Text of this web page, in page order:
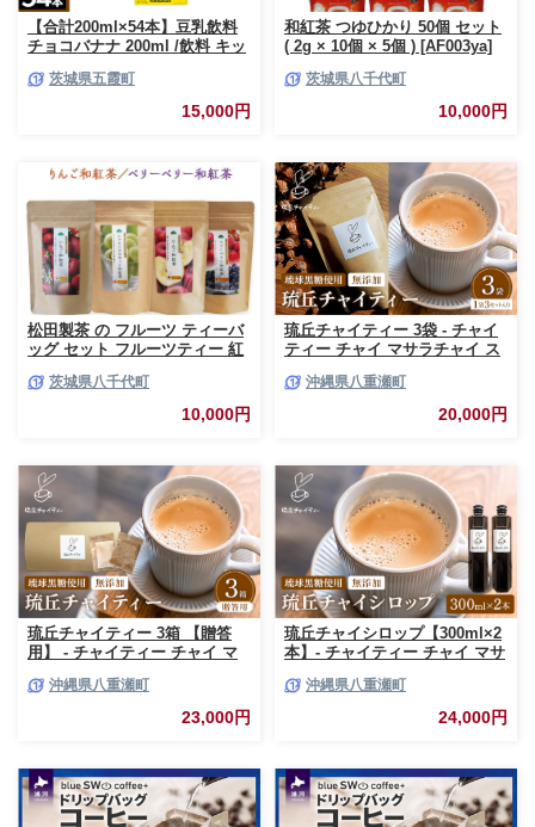
【合計200ml×54本】豆乳飲料
チョコバナナ 200ml /飲料 キッ
ナナチョコ 豆乳 豆乳飲料 大豆
パック セット 定番 おやつ 飲み
切り おすすめ 茨城県 五霞町
茨城県五霞町
15,000円
和紅茶 つゆひかり 50個 セット
( 2g × 10個 × 5個 ) [AF003ya]
茨城県八千代町
10,000円
松田製茶 の フルーツ ティーバ
ッグ セット フルーツティー 紅
ラックス 疲労回復 ティー ふる
さと納税 10000円 [AF142ya]
茨城県八千代町
10,000円
琉丘チャイティー 3袋 - チャイ
ティー チャイ マサラチャイ ス
ティーパック お手軽 簡単 人気
おすすめ 無添加 無農薬 黒糖 国
産 自然の恵み 優しい 味わい 沖
沖縄県八重瀬町
20,000円
琉丘チャイティー 3箱 【贈答
用】 - チャイティー チャイ マ
だわり チャイ ティーパック お
手軽 簡単 人気 おすすめ 無添加
無農薬 黒糖 国産 自然の恵み 優
【価格改定】
沖縄県八重瀬町
23,000円
琉丘チャイシロップ【300ml×2
本】- チャイティー チャイ マサ
わり チャイ シロップ お手軽 簡
単 人気 おすすめ 無添加 無農薬
黒糖 国産 自然の恵み 優しい 味
定】
沖縄県八重瀬町
24,000円